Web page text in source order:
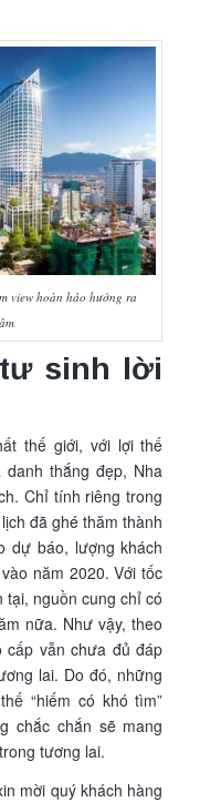
view hoàn hảo hướng ra
sinh lời
thế giới, với lợi thế
thắng đẹp, Nha
Chỉ tính riêng trong
đã ghé thăm thành
dự báo, lượng khách
năm 2020. Với tốc
nguồn cung chỉ có
nữa. Như vậy, theo
cấp vẫn chưa đủ đáp
lai. Do đó, những
“hiếm có khó tìm”
chắc chắn sẽ mang
tương lai.
mời quý khách hàng